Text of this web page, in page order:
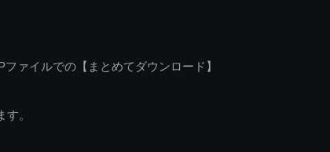
ァイルでの【まとめてダウンロード】
。